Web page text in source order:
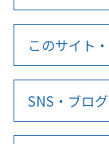
このサイト
SNS・ブログ